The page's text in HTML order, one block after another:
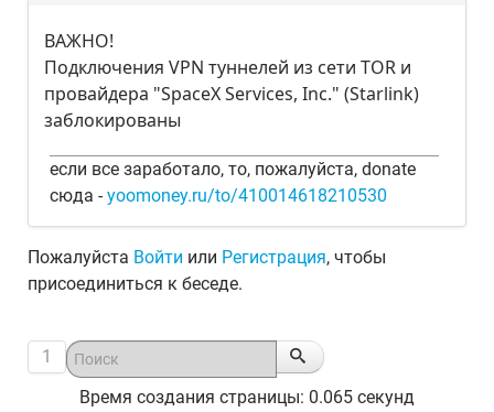
ВАЖНО!
Подключения VPN туннелей из сети TOR и
провайдера "SpaceX Services, Inc." (Starlink)
заблокированы
если все заработало, то, пожалуйста, donate
сюда -yoomoney.ru/to/410014618210530
Пожалуйста Войти или Регистрация, чтобы
присоединиться к беседе.
1
Время создания страницы: 0.065 секунд